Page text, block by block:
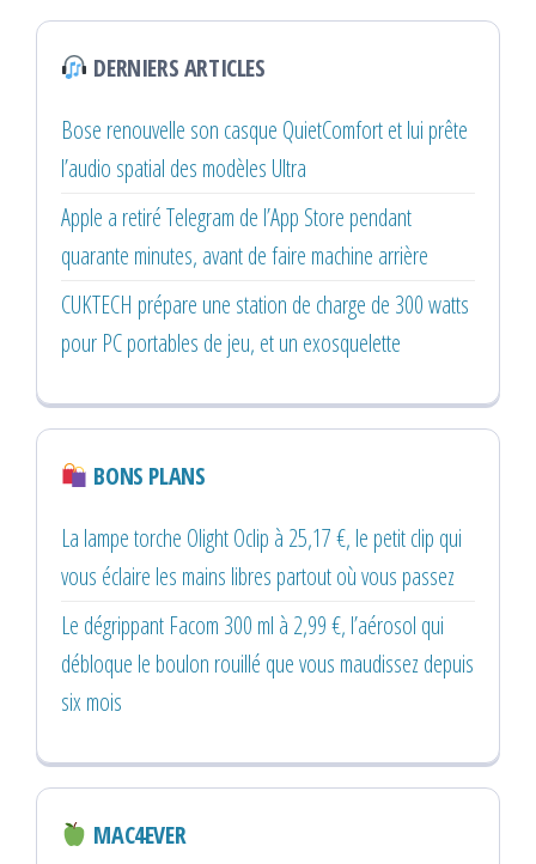
DERNIERS ARTICLES
Bose renouvelle son casque QuietComfort et lui prête
l’audio spatial des modèles Ultra
Apple a retiré Telegram de l’App Store pendant
quarante minutes, avant de faire machine arrière
CUKTECH prépare une station de charge de 300 watts
pour PC portables de jeu, et un exosquelette
BONS PLANS
La lampe torche Olight Oclip à 25,17 €, le petit clip qui
vous éclaire les mains libres partout où vous passez
Le dégrippant Facom 300 ml à 2,99 €, l’aérosol qui
débloque le boulon rouillé que vous maudissez depuis
six mois
MAC4EVER